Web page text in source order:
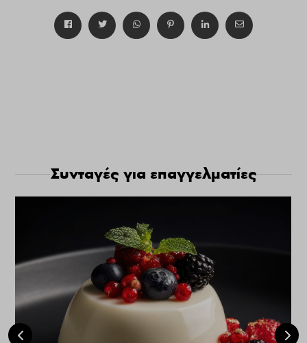
Συνταγές για επαγγελματίες